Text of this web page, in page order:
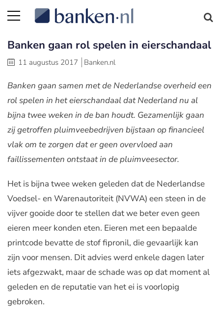
Banken gaan rol spelen in eierschandaal
11 augustus 2017 Banken.nl
Banken gaan samen met de Nederlandse overheid een
rol spelen in het eierschandaal dat Nederland nu al
bijna twee weken in de ban houdt. Gezamenlijk gaan
zij getroffen pluimveebedrijven bijstaan op financieel
vlak om te zorgen dat er geen overvloed aan
faillissementen ontstaat in de pluimveesector.
Het is bijna twee weken geleden dat de Nederlandse
Voedsel- en Warenautoriteit (NVWA) een steen in de
vijver gooide door te stellen dat we beter even geen
eieren meer konden eten. Eieren met een bepaalde
printcode bevatte de stof fipronil, die gevaarlijk kan
zijn voor mensen. Dit advies werd enkele dagen later
iets afgezwakt, maar de schade was op dat moment al
geleden en de reputatie van het ei is voorlopig
gebroken.